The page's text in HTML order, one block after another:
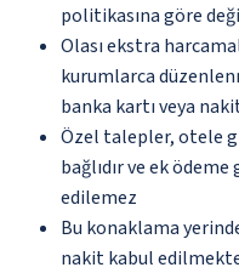
politikasına göre
Olası ekstra
kurumlarca
banka kartı veya
Özel talepler, otele
bağlıdır ve ek
edilemez
Bu konaklama
nakit kabul